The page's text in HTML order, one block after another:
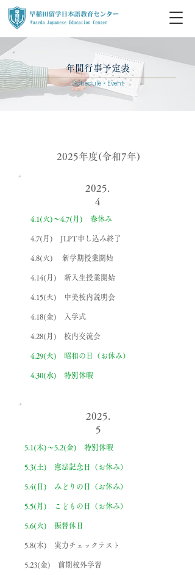
年間行事予定表
Schedule・Event
2025年度(令和7年)
2025.
4
4.1(火)〜4.7(月) 春休み
4.7(月) JLPT申し込み終了
4.8(火) 新学期授業開始
4.14(月) 新入生授業開始
4.15(火) 中美校内説明会
4.18(金) 入学式
4.28(月) 校内交流会
4.29(火) 昭和の日（お休み）
4.30(水) ​特別休暇
2025.
5
5.1(木)〜5.2(金) 特別休暇
5.3(土) 憲法記念日（お休み）
5.4(日) みどりの日（お休み）
5.5(月) こどもの日（お休み）
5.6(火) 振替休日
5.8(木) 実力チェックテスト
5.23(金) 前期校外学習